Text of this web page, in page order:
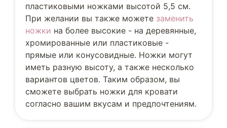
пластиковыми ножками высотой 5,5 см.
При желании вы также можете заменить
ножки на более высокие - на деревянные,
хромированные или пластиковые -
прямые или конусовидные. Ножки могут
иметь разную высоту, а также несколько
вариантов цветов. Таким образом, вы
сможете выбрать ножки для кровати
согласно вашим вкусам и предпочтениям.